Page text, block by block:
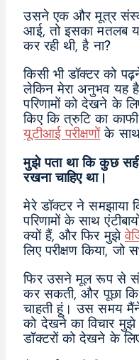
उसने एक और मूत्र
आई, तो इसका मतलब यह
कर रही थी, है ना?
किसी भी डॉक्टर को
लेकिन मेरा अनुभव यह
परिणामों को देखने के
किए कि त्रुटि का
यूटीआई परीक्षणोंके
मुझे पता था कि कुछ
रखना चाहिए था।
मेरे डॉक्टर ने समझाया
परिणामों के साथ
क्यों हैं, और फिर मुझे
लिए परीक्षण किया, जो
फिर उसने मूल रूप से
कर सकती, और पूछा कि
चाहती हूं। उस समय मैंने
को देखने का विचार
डॉक्टरों को देखने के